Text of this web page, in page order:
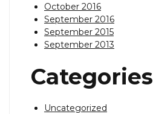
October 2016
September 2016
September 2015
September 2013
Categories
Uncategorized